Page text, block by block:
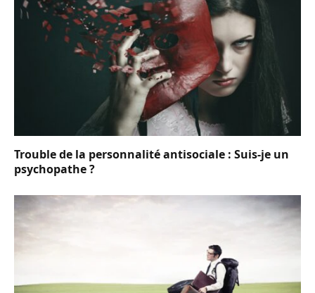
Trouble de la personnalité antisociale : Suis-je un
psychopathe ?